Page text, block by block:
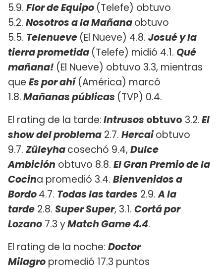
5.9. Flor de Equipo (Telefe) obtuvo
5.2. Nosotros a la Mañanaobtuvo
5.5. Telenueve (El Nueve) 4.8. Josué y la
tierra prometida (Telefe) midió 4.1. Qué
mañana! (El Nueve) obtuvo 3.3, mientras
que Es por ahí(América) marcó
1.8.Mañanas públicas (TVP) 0.4.
El rating de la tarde:Intrusos obtuvo 3.2.El
show del problema 2.7. Hercaiobtuvo
9.7. Züleyhacosechó 9.4, Dulce
Ambición obtuvo 8.8. El Gran Premio de la
Cocina promedió 3.4. Bienvenidos a
Bordo4.7. Todas las tardes 2.9.A la
tarde 2.8. Super Super, 3.1. Cortá por
Lozano 7.3 yMatch Game 4.4.
El rating de la noche: Doctor
Milagro promedió 17.3 puntos